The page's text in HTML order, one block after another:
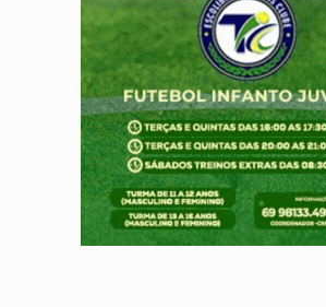
INFRAESTRUTURA:Vilhena
SEM SISTEMA:Falha afeta
VÍDEO:Colisão entre motos
SOLIDARIEDADE:Cadelinha
DESAPARECIDO:Família
CASO MATHEUS:DHPP se